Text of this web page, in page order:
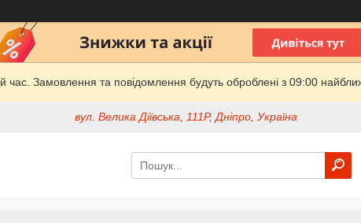
час. Замовлення та повідомлення будуть оброблені з 09:00
вул. Велика Діївська, 111Р, Дніпро, Україна